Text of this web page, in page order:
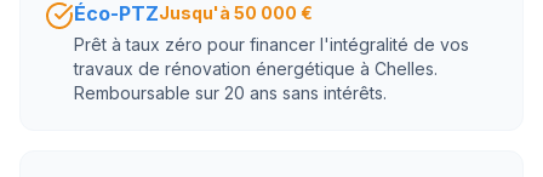
Éco-PTZJusqu'à 50 000 €
Prêt à taux zéro pour financer l'intégralité de vos
travaux de rénovation énergétique à Chelles.
Remboursable sur 20 ans sans intérêts.